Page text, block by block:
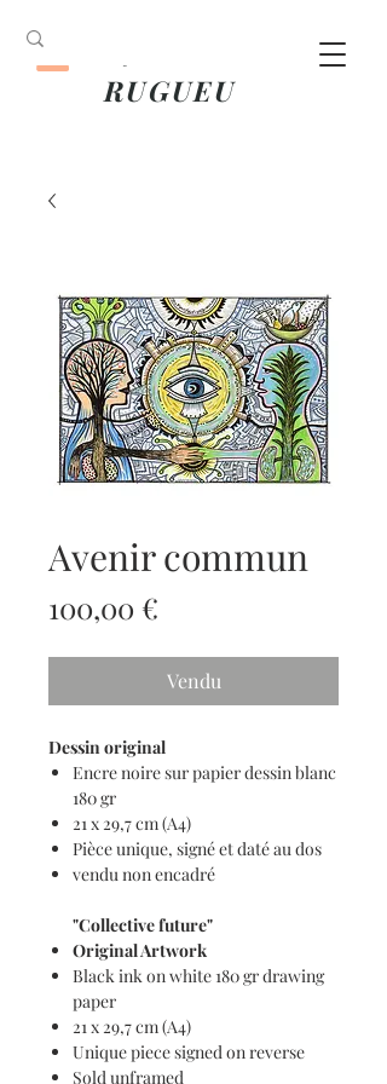
RUGUEU
Avenir commun
100,00 €
Vendu
Dessin original
Encre noire sur papier dessin blanc
180 gr
21 x 29,7 cm (A4)
Pièce unique, signé et daté au dos
vendu non encadré
"Collective future"
Original Artwork
Black ink on white 180 gr drawing
paper
21 x 29,7 cm (A4)
Unique piece signed on reverse
Sold unframed